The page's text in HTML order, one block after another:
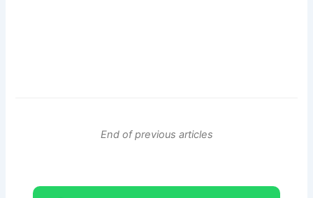
End of previous articles